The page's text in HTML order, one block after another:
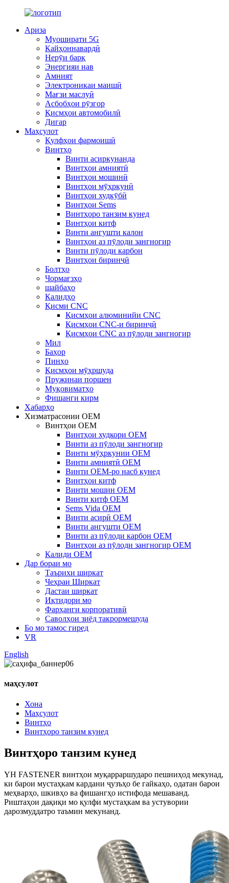
Ариза
Муоширати 5G
Кайҳоннавардӣ
Нерӯи барқ
Энергияи нав
Амният
Электроникаи маишӣ
Мағзи маслуӣ
Асбобҳои рӯзгор
Қисмҳои автомобилӣ
Дигар
Маҳсулот
Қулфҳои фармоишӣ
Винтҳо
Винти асиркунанда
Винтҳои амниятӣ
Винтҳои мошинӣ
Винтҳои мӯҳркунӣ
Винтҳои худкӯбӣ
Винтҳои Sems
Винтҳоро танзим кунед
Винтҳои китф
Винти ангушти калон
Винтҳои аз пӯлоди зангногир
Винти пӯлоди карбон
Винтҳои биринҷӣ
Болтҳо
Чормағзҳо
шайбаҳо
Калидҳо
Қисми CNC
Қисмҳои алюминийи CNC
Қисмҳои CNC-и биринҷӣ
Қисмҳои CNC аз пӯлоди зангногир
Мил
Баҳор
Пинҳо
Қисмҳои мӯҳршуда
Пружинаи поршен
Муқовиматҳо
Фишанги кирм
Хабарҳо
Хизматрасонии OEM
Винтҳои OEM
Винтҳои худкори OEM
Винти аз пӯлоди зангногир
Винти мӯҳркунии OEM
Винти амниятӣ OEM
Винти OEM-ро насб кунед
Винтҳои китф
Винти мошин OEM
Винти китф OEM
Sems Vida OEM
Винти асирӣ OEM
Винти ангушти OEM
Винти аз пӯлоди карбон OEM
Винтҳои аз пӯлоди зангногир OEM
Калиди OEM
Дар бораи мо
Таърихи ширкат
Чеҳраи Ширкат
Дастаи ширкат
Иқтидори мо
Фарҳанги корпоративӣ
Саволҳои зиёд такрормешуда
Бо мо тамос гиред
VR
English
маҳсулот
Хона
Маҳсулот
Винтҳо
Винтҳоро танзим кунед
Винтҳоро танзим кунед
YH FASTENER винтҳои муқарраршударо пешниҳод мекунад,
ки барои мустаҳкам кардани ҷузъҳо бе гайкаҳо, одатан барои
меҳварҳо, шкивҳо ва фишангҳо истифода мешаванд.
Риштаҳои дақиқи мо қулфи мустаҳкам ва устувории
дарозмуддатро таъмин мекунанд.